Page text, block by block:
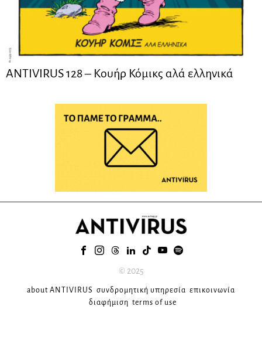
ANTIVIRUS 128 – Kουήρ Κόμικς αλά ελληνικά
© 2025
about ANTIVIRUS συνδρομητική υπηρεσία επικοινωνία
διαφήμιση terms of use